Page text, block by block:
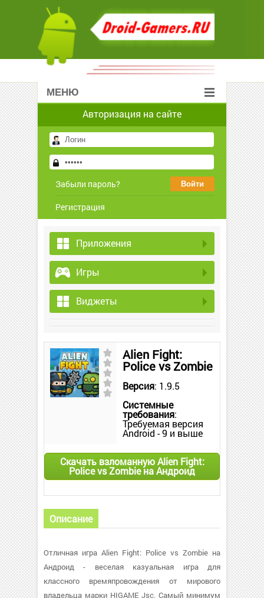
МЕНЮ
Авторизация на сайте
Забыли пароль?
Регистрация
Приложения
Игры
Виджеты
Alien Fight:
Police vs Zombie
Версия: 1.9.5
Системные
требования:
Требуемая версия
Android - 9 и выше
Скачать взломанную Alien Fight:
Police vs Zombie на Андроид
Описание
Отличная игра Alien Fight: Police vs Zombie на
Андроид - веселая казуальная игра для
классного времяпровождения от мирового
владельца марки HIGAME Jsc. Самый минимум